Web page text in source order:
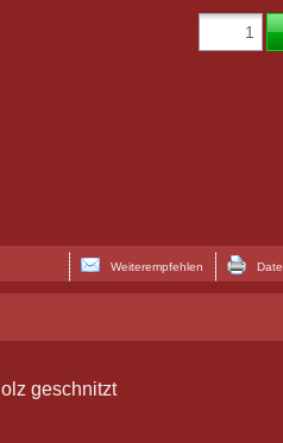
Weiterempfehlen
geschnitzt